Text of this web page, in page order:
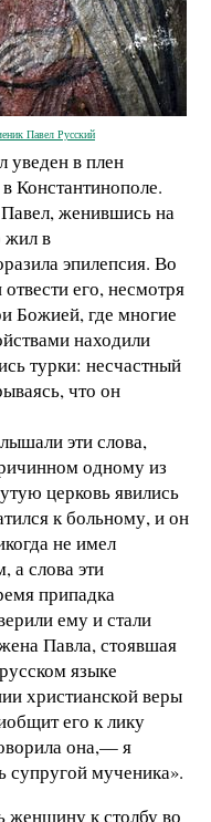
Павел Русский
в плен
Константинополе.
женившись на
жил в
эпилепсия. Во
его, несмотря
Божией, где многие
находили
турки: несчастный
что он
эти слова,
одному из
церковь явились
к больному, и он
не имел
а слова эти
припадка
ему и стали
Павла, стоявшая
языке
христианской веры
его к лику
она,— я
супругой мученика».
женщину к столбу во